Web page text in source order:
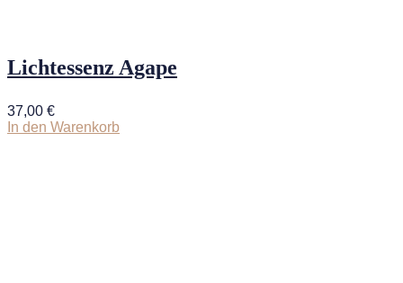
Lichtessenz Agape
37,00 €
In den Warenkorb